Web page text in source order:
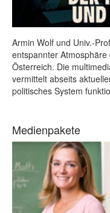
Armin Wolf und Univ.-
entspannter
Österreich. Die
vermittelt abseits
politisches System
Medienpakete